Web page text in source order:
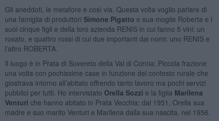
Gli aneddoti, le metafore e così via. Questa volta voglio parlare di
una famiglia di produttori Simone Pigatto e sua moglie Roberta e i
suoi cinque figli e della loro azienda RENIS in cui fanno 5 vini: un
rosato, e quattro rossi di cui due importanti dai nomi: uno RENIS e
l’altro ROBERTA.
Il luogo è in Prata di Suvereto della Val di Cornia; Piccola frazione
una volta con pochissime case in funzione del contesto rurale che
giostrava intorno all’abitato offrendo tanto lavoro ma pochi servizi
pubblici per tutti. Ho intervistato Orella Sozzi e la figlia Marilena
Venturi che hanno abitato in Prata Vecchia: dal 1951, Orella sua
madre e suo marito Venturi e Marilena dalla sua nascita, nel 1956.